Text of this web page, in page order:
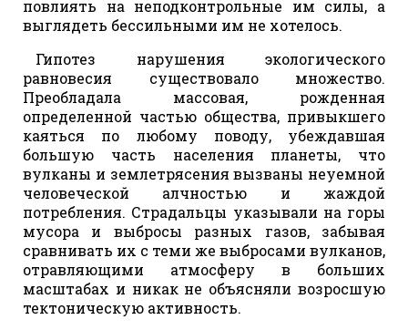
повлиять на неподконтрольные им силы, а
выглядеть бессильными им не хотелось.
Гипотез нарушения экологического
равновесия существовало множество.
Преобладала массовая, рожденная
определенной частью общества, привыкшего
каяться по любому поводу, убеждавшая
большую часть населения планеты, что
вулканы и землетрясения вызваны неуемной
человеческой алчностью и жаждой
потребления. Страдальцы указывали на горы
мусора и выбросы разных газов, забывая
сравнивать их с теми же выбросами вулканов,
отравляющими атмосферу в больших
масштабах и никак не объясняли возросшую
тектоническую активность.